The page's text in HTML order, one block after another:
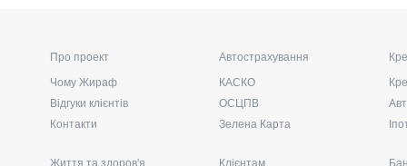
Про проект
Чому Жираф
Відгуки клієнтів
Контакти
Автострахування
КАСКО
ОСЦПВ
Зелена Карта
Життя та здоров'я Клієнтам